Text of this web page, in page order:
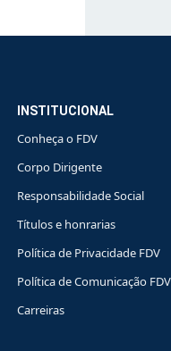
INSTITUCIONAL
Conheça o FDV
Corpo Dirigente
Responsabilidade Social
Títulos e honrarias
Política de Privacidade FDV
Política de Comunicação FDV
Carreiras